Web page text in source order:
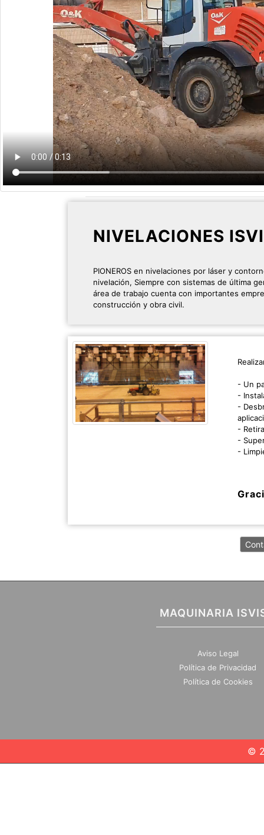
NIVELACIONES
PIONEROS en nivelaciones por láser y
nivelación, Siempre con sistemas de última
área de trabajo cuenta con importantes
construcción y obra civil.
- Un
-
-
-
-
-
MAQUINARIA
Aviso Legal
Política de Privacidad
Política de Cookies
©